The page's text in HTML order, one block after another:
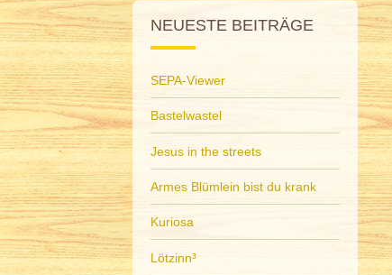
NEUESTE BEITRÄGE
SEPA-Viewer
Bastelwastel
Jesus in the streets
Armes Blümlein bist du krank
Kuriosa
Lötzinn³